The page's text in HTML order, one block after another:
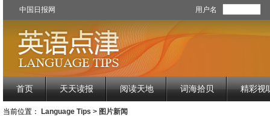
中国日报网 用户名
首页 天天读报 阅读天地 词海拾贝 精彩视
当前位置： Language Tips > 图片新闻